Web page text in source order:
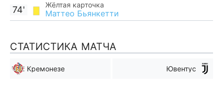
Жёлтая карточка
Маттео Бьянкетти
74'
СТАТИСТИКА МАТЧА
Кремонезе Ювентус